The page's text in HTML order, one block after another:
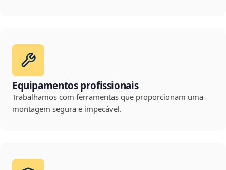
Equipamentos profissionais
Trabalhamos com ferramentas que proporcionam uma
montagem segura e impecável.